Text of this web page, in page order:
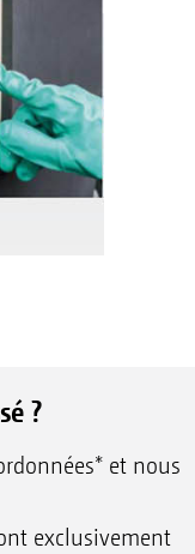
?
et nous
exclusivement